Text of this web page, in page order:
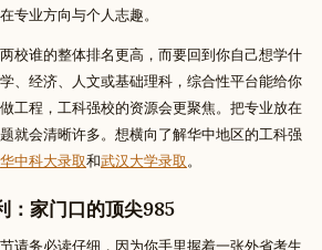
专业方向与个人志趣。
校谁的整体排名更高，而要回到你自己想学什
、经济、人文或基础理科，综合性平台能给你
工程，工科强校的资源会更聚焦。把专业放在
就会清晰许多。想横向了解华中地区的工科强
华中科大录取和武汉大学录取。
：家门口的顶尖985